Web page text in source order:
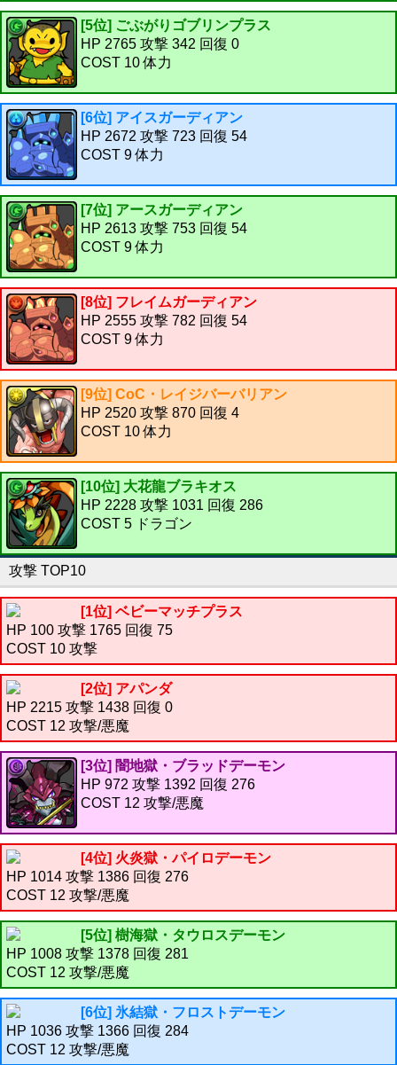
[5位] ごぶがりゴブリンプラス
HP 2765 攻撃 342 回復 0
COST 10 体力
[6位] アイスガーディアン
HP 2672 攻撃 723 回復 54
COST 9 体力
[7位] アースガーディアン
HP 2613 攻撃 753 回復 54
COST 9 体力
[8位] フレイムガーディアン
HP 2555 攻撃 782 回復 54
COST 9 体力
[9位] CoC・レイジバーバリアン
HP 2520 攻撃 870 回復 4
COST 10 体力
[10位] 大花龍ブラキオス
HP 2228 攻撃 1031 回復 286
COST 5 ドラゴン
攻撃 TOP10
[1位] ベビーマッチプラス
HP 100 攻撃 1765 回復 75
COST 10 攻撃
[2位] アパンダ
HP 2215 攻撃 1438 回復 0
COST 12 攻撃/悪魔
[3位] 闇地獄・ブラッドデーモン
HP 972 攻撃 1392 回復 276
COST 12 攻撃/悪魔
[4位] 火炎獄・パイロデーモン
HP 1014 攻撃 1386 回復 276
COST 12 攻撃/悪魔
[5位] 樹海獄・タウロスデーモン
HP 1008 攻撃 1378 回復 281
COST 12 攻撃/悪魔
[6位] 氷結獄・フロストデーモン
HP 1036 攻撃 1366 回復 284
COST 12 攻撃/悪魔